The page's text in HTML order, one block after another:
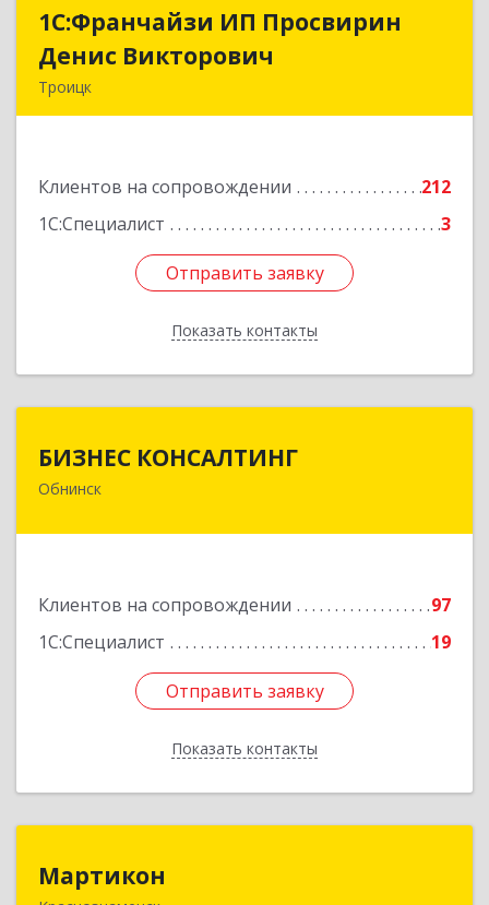
1C:Франчайзи ИП Просвирин
Денис Викторович
Троицк
Клиентов на сопровождении
212
1С:Специалист
3
Отправить заявку
Показать контакты
1C:Франчайзи ИП Просвирин
Денис Викторович
Подробнее
Отправить заявку
Назад
БИЗНЕС КОНСАЛТИНГ
Обнинск
Клиентов на сопровождении
97
1С:Специалист
19
Отправить заявку
Показать контакты
249032, Калужская обл, Обнинск г, Курчатова ул,
Отправить заявку
Назад
Мартикон